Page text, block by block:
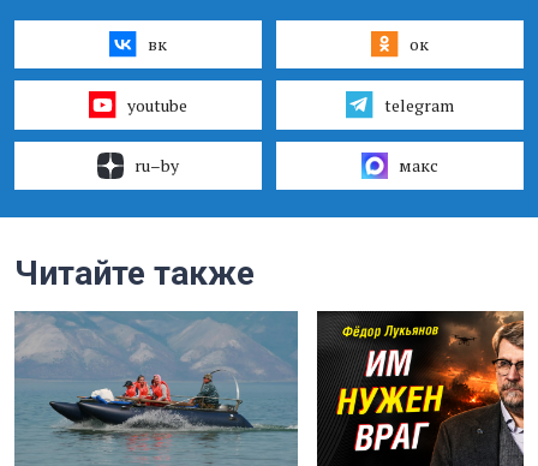
вк ок
youtube telegram
ru–by макс
Читайте также